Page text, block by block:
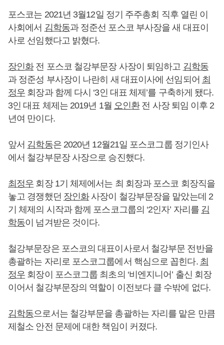
포스코는 2021년 3월12일 정기 주주총회 직후 열린 이
사회에서 김학동과 정준선 포스코 부사장을 새 대표이
사로 선임했다고 밝혔다.
장인화전 포스코 철강부문장 사장이 퇴임하고 김학동
과 정준성 부사장이 나란히 새 대표이사에 선임되어 최
정우 회장과 함께 다시 ‘3인 대표 체제’를 구축하게 됐다.
3인 대표 체제는 2019년 1월 오인환전 사장 퇴임 이후 2
년여 만이다.
앞서 김학동은 2020년 12월21일 포스코그룹 정기인사
에서 철강부문장 사장으로 승진했다.
최정우 회장 1기 체제에서는 최 회장과 포스코 회장직을
놓고 경쟁했던 장인화사장이 철강부문장을 맡았는데 2
기 체제의 시작과 함께 포스코그룹의 ‘2인자’ 자리를 김
학동이 넘겨받은 것이다.
철강부문장은 포스코의 대표이사로서 철강부문 전반을
총괄하는 자리로 포스코그룹에서 핵심으로 꼽힌다. 최
정우 회장이 포스코그룹 최초의 ‘비엔지니어’ 출신 회장
이어서 철강부문장의 역할이 이전보다 클 수밖에 없다.
김학동으로서는 철강부문을 총괄하는 자리를 맡은 만큼
제철소 안전 문제에 대한 책임이 커졌다.